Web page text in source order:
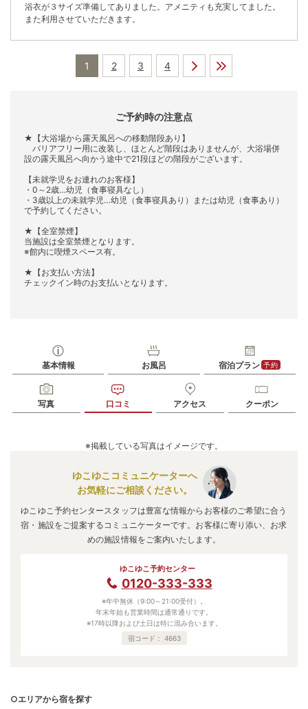
浴衣が３サイズ準備してありました。アメニティも充実してました。
また利用させていただきます。
1 2 3 4
ご予約時の注意点
★【大浴場から露天風呂への移動階段あり】
バリアフリー用に改装し、ほとんど階段はありませんが、大浴場併
設の露天風呂へ向かう途中で21段ほどの階段がございます。
【未就学児をお連れのお客様】
・0～2歳…幼児（食事寝具なし）
・3歳以上の未就学児…幼児（食事寝具あり）または幼児（食事あり）
で予約してください。
★【全室禁煙】
当施設は全室禁煙となります。
※館内に喫煙スペース有。
★【お支払い方法】
チェックイン時のお支払いとなります。
基本情報 お風呂 宿泊プラン 予約
写真 口コミ アクセス クーポン
※掲載している写真はイメージです。
ゆこゆこコミュニケーターへ
お気軽にご相談ください。
ゆこゆこ予約センタースタッフは豊富な情報からお客様のご希望に合う
宿・施設をご提案するコミュニケーターです。お客様に寄り添い、お求
めの施設情報をご案内いたします。
ゆこゆこ予約センター
0120-333-333
※年中無休（9:00～21:00受付）。
年末年始も営業時間は通常通りです。
※17時以降および土日は特に混み合います。
宿コード： 4663
○エリアから宿を探す